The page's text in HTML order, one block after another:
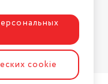
cookie